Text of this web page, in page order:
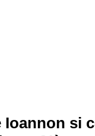
Ioannon si